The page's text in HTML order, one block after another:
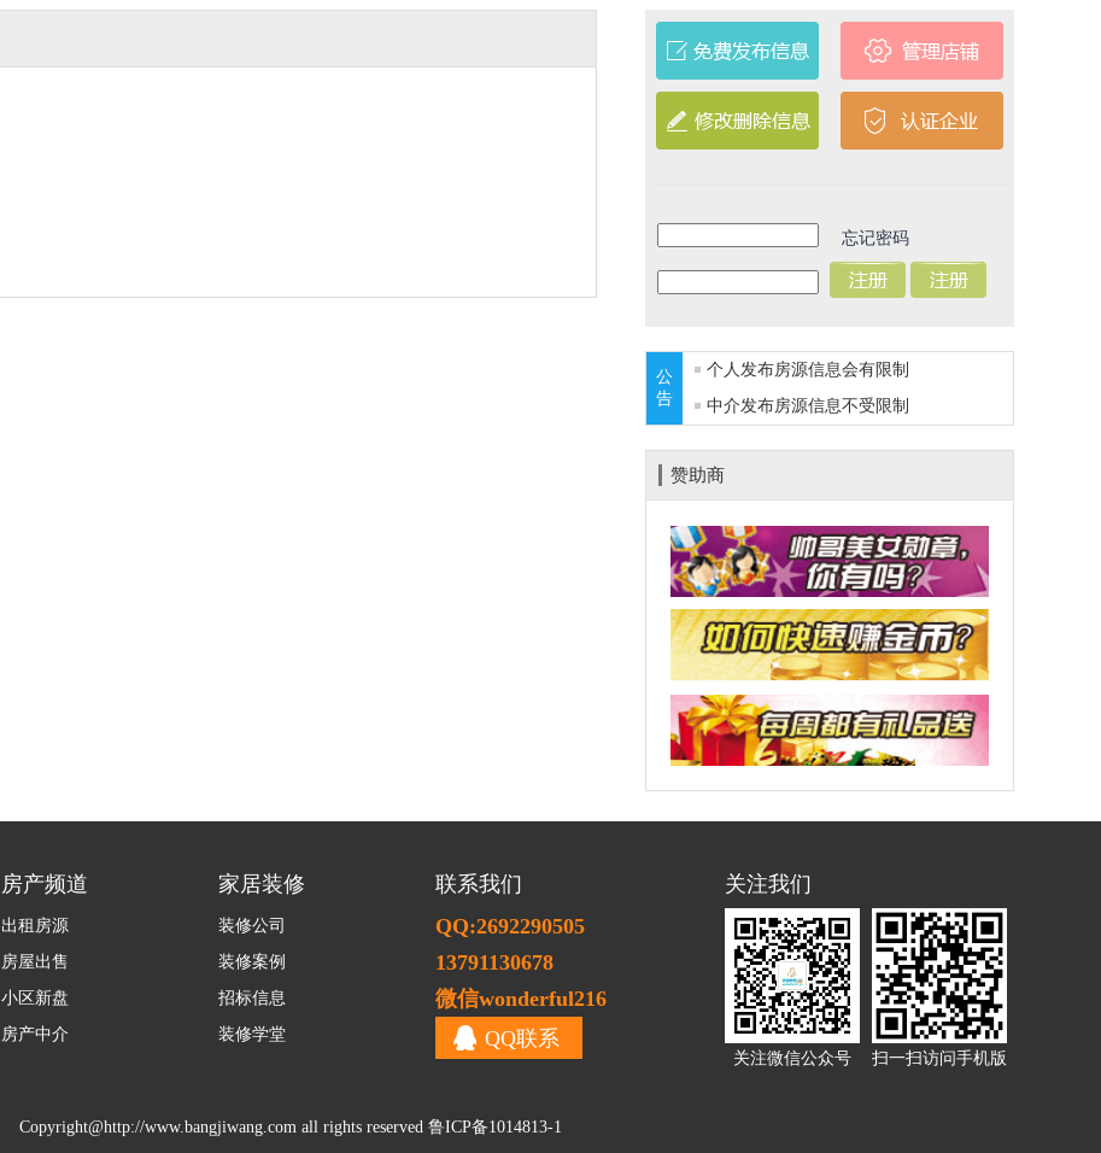
忘记密码
公
告
个人发布房源信息会有限制
中介发布房源信息不受限制
赞助商
房产频道
出租房源
房屋出售
小区新盘
房产中介
家居装修
装修公司
装修案例
招标信息
装修学堂
联系我们
QQ:2692290505
13791130678
微信wonderful216
QQ联系
关注我们
关注微信公众号 扫一扫访问手机版
Copyright@http://www.bangjiwang.com all rights reserved 鲁ICP备1014813-1